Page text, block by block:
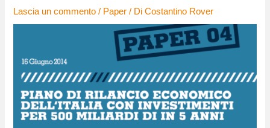
Lascia un commento / Paper / DiCostantino Rover